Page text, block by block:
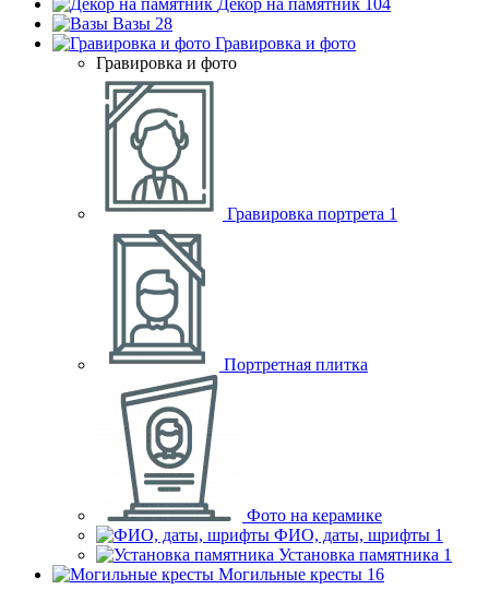
Декор на памятник 104
Вазы 28
Гравировка и фото
Гравировка и фото
Гравировка портрета 1
Портретная плитка
Фото на керамике
ФИО, даты, шрифты 1
Установка памятника 1
Могильные кресты 16